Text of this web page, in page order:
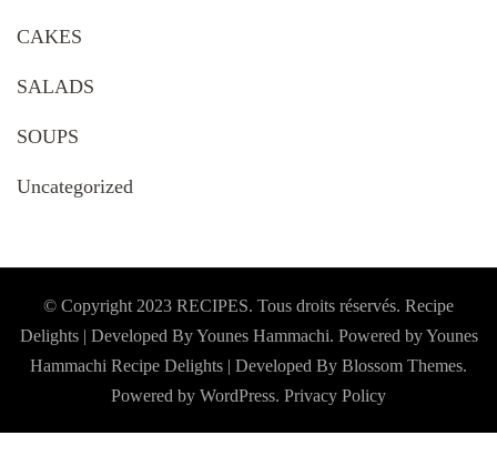
CAKES
SALADS
SOUPS
Uncategorized
© Copyright 2023 RECIPES. Tous droits réservés. Recipe
Delights | Developed By Younes Hammachi. Powered by Younes
Hammachi Recipe Delights | Developed By Blossom Themes.
Powered by WordPress. Privacy Policy